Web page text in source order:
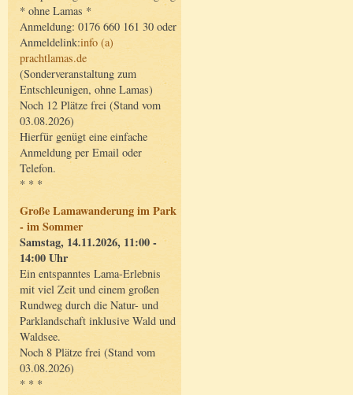
* ohne Lamas *
Anmeldung: 0176 660 161 30 oder
Anmeldelink:info (a)
prachtlamas.de
(Sonderveranstaltung zum
Entschleunigen, ohne Lamas)
Noch 12 Plätze frei (Stand vom
03.08.2026)
Hierfür genügt eine einfache
Anmeldung per Email oder
Telefon.
* * *
Große Lamawanderung im Park
- im Sommer
Samstag, 14.11.2026, 11:00 -
14:00 Uhr
Ein entspanntes Lama-Erlebnis
mit viel Zeit und einem großen
Rundweg durch die Natur- und
Parklandschaft inklusive Wald und
Waldsee.
Noch 8 Plätze frei (Stand vom
03.08.2026)
* * *